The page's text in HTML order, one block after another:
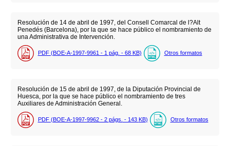
Resolución de 14 de abril de 1997, del Consell Comarcal de l?Alt
Penedés (Barcelona), por la que se hace público el nombramiento de
una Administrativa de Intervención.
PDF (BOE-A-1997-9961 - 1 pág. - 68 KB) Otros formatos
Resolución de 15 de abril de 1997, de la Diputación Provincial de
Huesca, por la que se hace público el nombramiento de tres
Auxiliares de Administración General.
PDF (BOE-A-1997-9962 - 2 págs. - 143 KB) Otros formatos